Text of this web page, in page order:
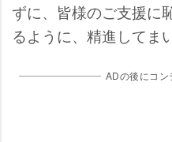
ずに、皆様のご支援に
るように、精進してま
ADの後にコン